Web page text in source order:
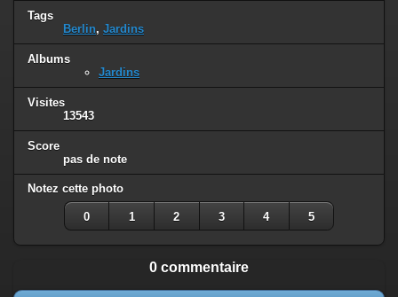
Tags
Berlin, Jardins
Albums
Jardins
Visites
13543
Score
pas de note
Notez cette photo
0 1 2 3 4 5
0 commentaire